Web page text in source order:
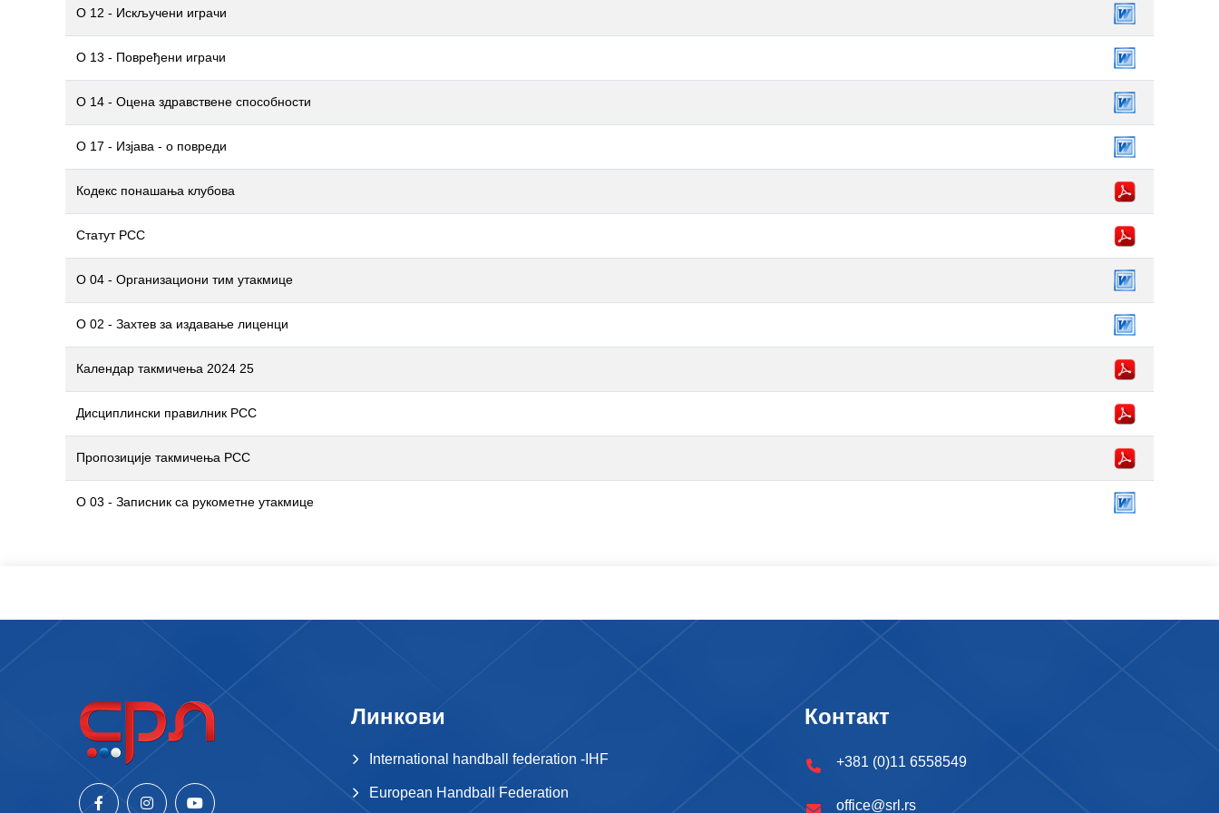
О 12 - Искључени играчи
О 13 - Повређени играчи
О 14 - Оцена здравствене способности
О 17 - Изјава - о повреди
Кодекс понашања клубова
Статут РСС
О 04 - Организациони тим утакмице
О 02 - Захтев за издавање лиценци
Календар такмичења 2024 25
Дисциплински правилник РСС
Пропозиције такмичења РСС
О 03 - Записник са рукометне утакмице
Линкови
International handball federation -IHF
European Handball Federation
Контакт
+381 (0)11 6558549
office@srl.rs